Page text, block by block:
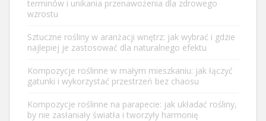
terminów i unikania przenawożenia dla zdrowego
wzrostu
Sztuczne rośliny w aranżacji wnętrz: jak wybrać i gdzie
najlepiej je zastosować dla naturalnego efektu
Kompozycje roślinne w małym mieszkaniu: jak łączyć
gatunki i wykorzystać przestrzeń bez chaosu
Kompozycje roślinne na parapecie: jak układać rośliny,
by nie zasłaniały światła i tworzyły harmonię